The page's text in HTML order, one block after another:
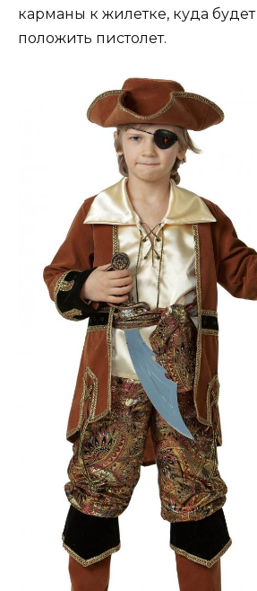
карманы к жилетке, куда
положить пистолет.